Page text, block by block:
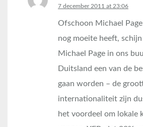
says:
7 december 2011 at 23:06
Ofschoon Michael
nog moeite heeft,
Michael Page in ons
Duitsland een van de
gaan worden – de
internationaliteit zijn
het voordeel om lokale